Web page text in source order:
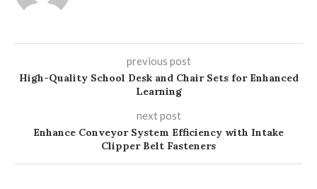
previous post
High-Quality School Desk and Chair Sets for Enhanced
Learning
next post
Enhance Conveyor System Efficiency with Intake
Clipper Belt Fasteners